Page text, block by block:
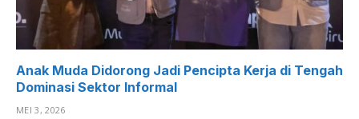
Anak Muda Didorong Jadi Pencipta Kerja di Tengah
Dominasi Sektor Informal
MEI 3, 2026